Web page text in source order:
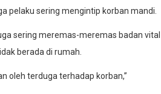
pelaku sering mengintip korban mandi.
sering meremas-meremas badan vital
berada di rumah.
oleh terduga terhadap korban,”